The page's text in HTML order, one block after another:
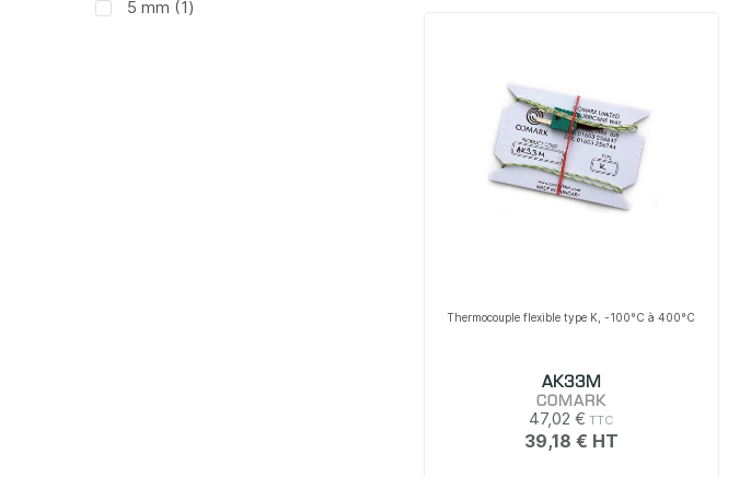
Thermocouple flexible type K, -100°C à 400°C
AK33M
COMARK
47,02 €
39,18 €
5 mm
1article